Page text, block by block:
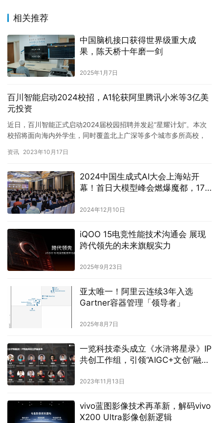
相关推荐
中国脑机接口获得世界级重大成
果，陈天桥十年磨一剑
2025年1月7日
百川智能启动2024校招，A1轮获阿里腾讯小米等3亿美
元投资
近日，百川智能正式启动2024届校园招聘并发起“星耀计划”。本次
校招将面向海内外学生，同时覆盖北上广深等多个城市多所高校，
资讯 2023年10月17日
2024中国生成式AI大会上海站开
幕！首日大模型峰会燃爆魔都，17
2024年12月10日
iQOO 15电竞性能技术沟通会 展现
跨代领先的未来旗舰实力
2025年9月23日
亚太唯一！阿里云连续3年入选
Gartner容器管理「领导者」
2025年8月7日
一览科技牵头成立《水浒将星录》IP
共创工作组，引领“AIGC+文创”融合
2023年11月13日
vivo蓝图影像技术再革新，解码vivo
X200 Ultra影像创新逻辑